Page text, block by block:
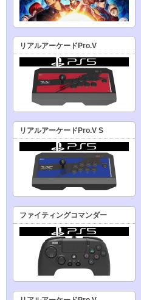
リアルアーケードPro.V
リアルアーケードPro.V S
ファイティングコマンダー